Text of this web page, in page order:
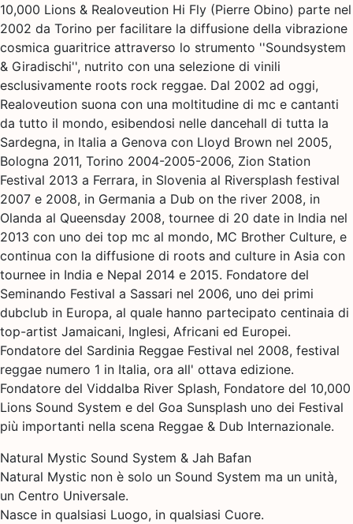
10,000 Lions & Realoveution Hi Fly (Pierre Obino) parte nel
2002 da Torino per facilitare la diffusione della vibrazione
cosmica guaritrice attraverso lo strumento ''Soundsystem
& Giradischi'', nutrito con una selezione di vinili
esclusivamente roots rock reggae. Dal 2002 ad oggi,
Realoveution suona con una moltitudine di mc e cantanti
da tutto il mondo, esibendosi nelle dancehall di tutta la
Sardegna, in Italia a Genova con Lloyd Brown nel 2005,
Bologna 2011, Torino 2004-2005-2006, Zion Station
Festival 2013 a Ferrara, in Slovenia al Riversplash festival
2007 e 2008, in Germania a Dub on the river 2008, in
Olanda al Queensday 2008, tournee di 20 date in India nel
2013 con uno dei top mc al mondo, MC Brother Culture, e
continua con la diffusione di roots and culture in Asia con
tournee in India e Nepal 2014 e 2015. Fondatore del
Seminando Festival a Sassari nel 2006, uno dei primi
dubclub in Europa, al quale hanno partecipato centinaia di
top-artist Jamaicani, Inglesi, Africani ed Europei.
Fondatore del Sardinia Reggae Festival nel 2008, festival
reggae numero 1 in Italia, ora all' ottava edizione.
Fondatore del Viddalba River Splash, Fondatore del 10,000
Lions Sound System e del Goa Sunsplash uno dei Festival
più importanti nella scena Reggae & Dub Internazionale.
Natural Mystic Sound System & Jah Bafan
Natural Mystic non è solo un Sound System ma un unità,
un Centro Universale.
Nasce in qualsiasi Luogo, in qualsiasi Cuore.